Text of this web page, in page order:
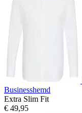
Businesshemd
Extra Slim Fit
€ 49,95